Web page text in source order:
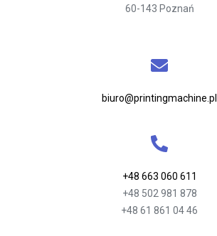
60-143 Poznań
biuro@printingmachine.pl
+48 663 060 611
+48 502 981 878
+48 61 861 04 46